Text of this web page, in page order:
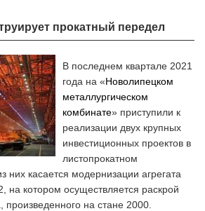
прокатный передел
В последнем квартале 2021
года на «Новолипецком
металлургическом
комбинате» приступили к
реализации двух крупных
инвестиционных проектов в
листопрокатном
них касается модернизации агрегата
на котором осуществляется раскрой
произведенного на стане 2000.